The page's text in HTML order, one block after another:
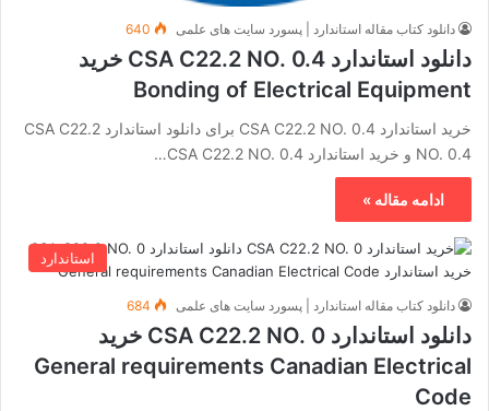
دانلود کتاب مقاله استاندارد | پسورد سایت های علمی 640
دانلود استاندارد CSA C22.2 NO. 0.4 خرید
Bonding of Electrical Equipment
خرید استاندارد CSA C22.2 NO. 0.4 برای دانلود استاندارد CSA C22.2
NO. 0.4 و خرید استاندارد CSA C22.2 NO. 0.4…
ادامه مقاله »
استاندارد
دانلود کتاب مقاله استاندارد | پسورد سایت های علمی 684
دانلود استاندارد CSA C22.2 NO. 0 خرید
General requirements Canadian Electrical
Code